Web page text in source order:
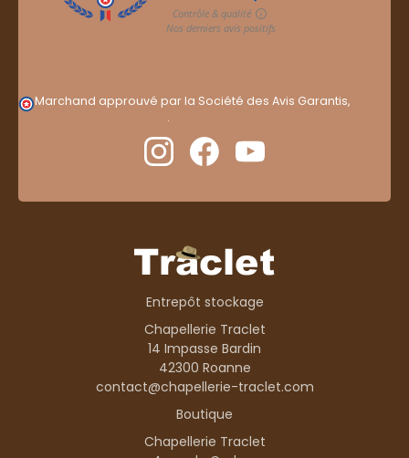
Marchand approuvé par la Société des Avis Garantis,
.
Entrepôt stockage
Chapellerie Traclet
14 Impasse Bardin
42300 Roanne
contact@chapellerie-traclet.com
Boutique
Chapellerie Traclet